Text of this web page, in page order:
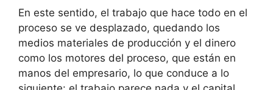
En este sentido, el trabajo que hace todo en el
proceso se ve desplazado, quedando los
medios materiales de producción y el dinero
como los motores del proceso, que están en
manos del empresario, lo que conduce a lo